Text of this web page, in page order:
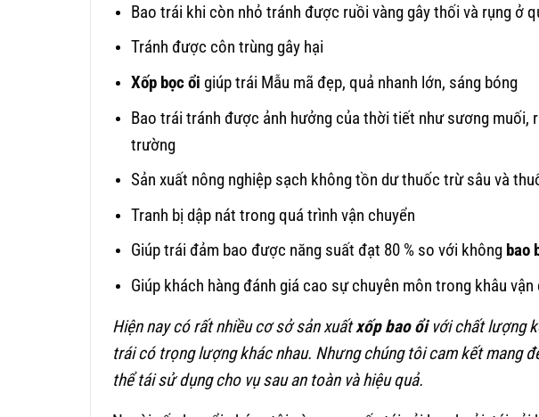
Bao trái khi còn nhỏ tránh được ruồi vàng gây thối và rụng ở
Tránh được côn trùng gây hại
Xốp bọc ổi giúp trái Mẫu mã đẹp, quả nhanh lớn, sáng bóng
Bao trái tránh được ảnh hưởng của thời tiết như sương muối,
trường
Sản xuất nông nghiệp sạch không tồn dư thuốc trừ sâu và
Tranh bị dập nát trong quá trình vận chuyển
Giúp trái đảm bao được năng suất đạt 80 % so với không bao
Giúp khách hàng đánh giá cao sự chuyên môn trong khâu vận
Hiện nay có rất nhiều cơ sở sản xuấtxốpbao ổivới chất lượng
trái có trọng lượng khác nhau. Nhưng chúng tôi cam kết mang
thể tái sử dụng cho vụ sau an toàn và hiệu quả.